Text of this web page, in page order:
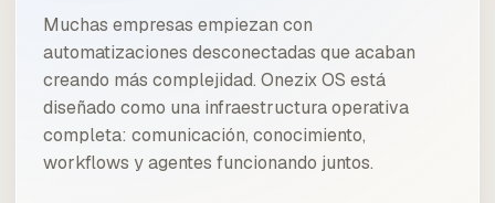
Muchas empresas empiezan con
automatizaciones desconectadas que acaban
creando más complejidad. Onezix OS está
diseñado como una infraestructura operativa
completa: comunicación, conocimiento,
workflows y agentes funcionando juntos.